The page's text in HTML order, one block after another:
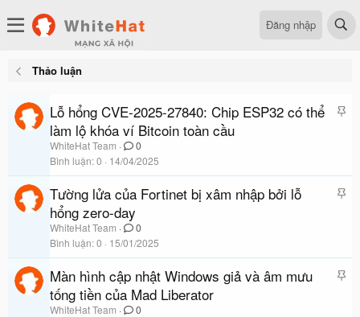
Đăng nhập
Thảo luận
D
ê
n
Lỗ hổng CVE-2025-27840: Chip ESP32 có thể
làm lộ khóa ví Bitcoin toàn cầu
WhiteHat Team
0
Bình luận 0 14/04/2025
D
ê
n
Tường lửa của Fortinet bị xâm nhập bởi lỗ
hổng zero-day
WhiteHat Team
0
Bình luận 0 15/01/2025
D
Màn hình cập nhật Windows giả và âm mưu
tống tiền của Mad Liberator
WhiteHat Team
0